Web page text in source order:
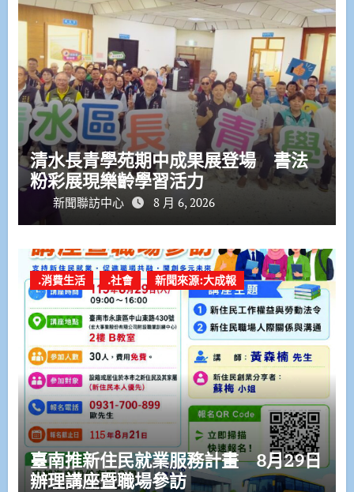
清水長青學苑期中成果展登場 書法
粉彩展現樂齡學習活力
新聞聯訪中心 8 月 6, 2026
.消費生活 .社會 新聞來源:大成報
臺南推新住民就業服務計畫 8月29日
辦理講座暨職場參訪